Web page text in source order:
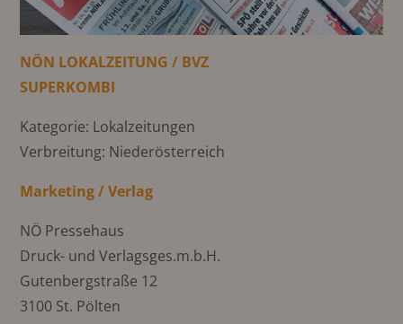
NÖN LOKALZEITUNG / BVZ
SUPERKOMBI
Kategorie: Lokalzeitungen
Verbreitung: Niederösterreich
Marketing / Verlag
NÖ Pressehaus
Druck- und Verlagsges.m.b.H.
Gutenbergstraße 12
3100 St. Pölten